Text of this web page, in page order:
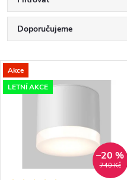
Ř
a
z
Doporučujeme
Nejdražší
V
ý
Akce
LETNÍ AKCE
740 Kč
–20 %